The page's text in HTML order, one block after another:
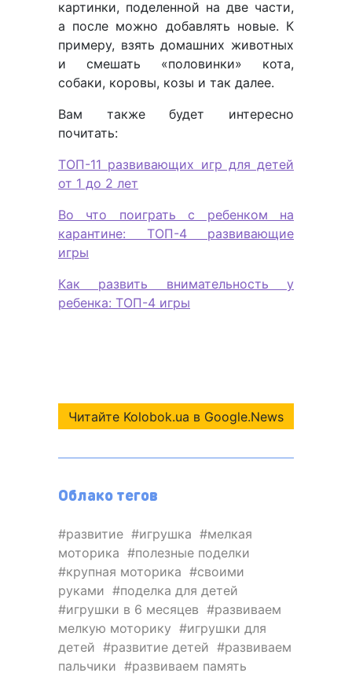
картинки, поделенной на две части,
а после можно добавлять новые. К
примеру, взять домашних животных
и смешать «половинки» кота,
собаки, коровы, козы и так далее.
Вам также будет интересно
почитать:
ТОП-11 развивающих игр для детей
от 1 до 2 лет
Во что поиграть с ребенком на
карантине: ТОП-4 развивающие
игры
Как развить внимательность у
ребенка: ТОП-4 игры
Читайте Kolobok.ua в Google.News
Облако тегов
развитие игрушка
мелкая
моторика
полезные поделки
крупная моторика
своими
руками
поделка для детей
игрушки в 6 месяцев
развиваем
мелкую моторику
игрушки для
детей
развитие детей
развиваем
пальчики
развиваем память